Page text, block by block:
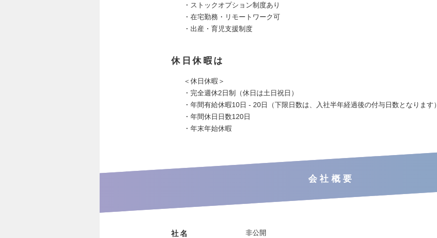
・ストックオプション制度あり
・在宅勤務・リモートワーク可
・出産・育児支援制度
休日休暇は
＜休日休暇＞
・完全週休2日制（休日は土日祝日）
・年間有給休暇10日 - 20日（下限日数は、入社半年経過後の付与日数となります）
・年間休日日数120日
・年末年始休暇
会社概要
社名 非公開